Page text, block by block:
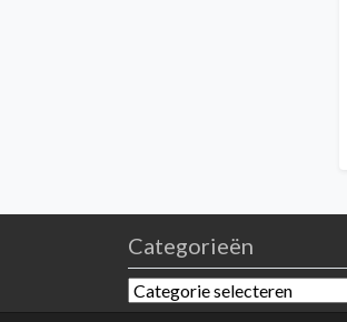
Categorieën
Categorieën